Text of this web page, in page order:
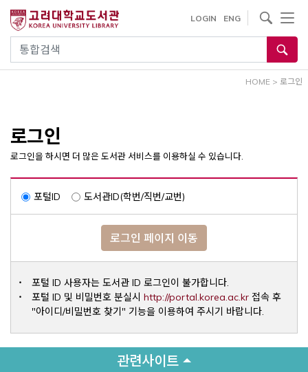
건
통합검색
LOGIN ENG
사이트내 검색
HOME > 로그인
로그인
로그인을 하시면 더 많은 도서관 서비스를 이용하실 수 있습니다.
포털ID 도서관ID(학번/직번/교번)
로그인 페이지 이동
포털 ID 사용자는 도서관 ID 로그인이 불가합니다.
포털 ID 및 비밀번호 분실시 http://portal.korea.ac.krOpens a
접속 후
"아이디/비밀번호 찾기" 기능을 이용하여 주시기 바랍니다.
관련사이트